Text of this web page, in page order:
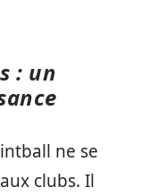
: un
ne se
clubs. Il